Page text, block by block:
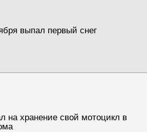
выпал первый снег
на хранение свой мотоцикл в